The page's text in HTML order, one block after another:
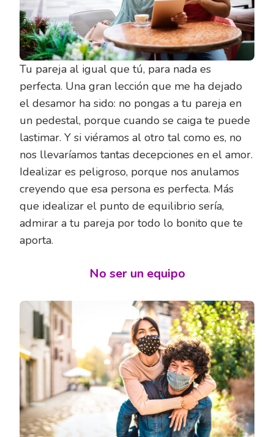
Tu pareja al igual que tú, para nada es
perfecta. Una gran lección que me ha dejado
el desamor ha sido: no pongas a tu pareja en
un pedestal, porque cuando se caiga te puede
lastimar. Y si viéramos al otro tal como es, no
nos llevaríamos tantas decepciones en el amor.
Idealizar es peligroso, porque nos anulamos
creyendo que esa persona es perfecta. Más
que idealizar el punto de equilibrio sería,
admirar a tu pareja por todo lo bonito que te
aporta.
No ser un equipo